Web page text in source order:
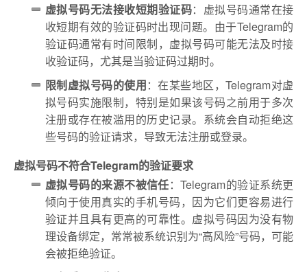
虚拟号码无法接收短期验证码：虚拟号码通常在接
收短期有效的验证码时出现问题。由于Telegram的
验证码通常有时间限制，虚拟号码可能无法及时接
收验证码，尤其是当验证码过期时。
限制虚拟号码的使用：在某些地区，Telegram对虚
拟号码实施限制，特别是如果该号码之前用于多次
注册或存在被滥用的历史记录。系统会自动拒绝这
些号码的验证请求，导致无法注册或登录。
虚拟号码不符合Telegram的验证要求
虚拟号码的来源不被信任：Telegram的验证系统更
倾向于使用真实的手机号码，因为它们更容易进行
验证并且具有更高的可靠性。虚拟号码因为没有物
理设备绑定，常常被系统识别为“高风险”号码，可能
会被拒绝验证。